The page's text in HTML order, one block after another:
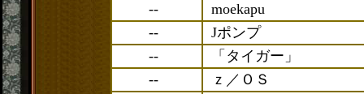
--
moekapu
--
Jポンプ
--
「タイガー」
--
ｚ／ＯＳ